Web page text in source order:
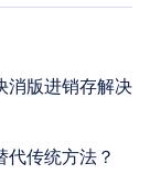
消版进销存解决
代传统方法？